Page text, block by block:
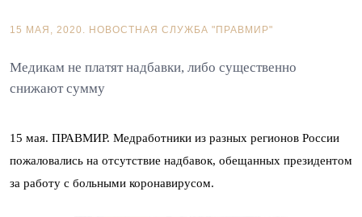
15 МАЯ, 2020. НОВОСТНАЯ СЛУЖБА "ПРАВМИР"
Медикам не платят надбавки, либо существенно
снижают сумму
15 мая. ПРАВМИР. Медработники из разных регионов России
пожаловались на отсутствие надбавок, обещанных президентом
за работу с больными коронавирусом.